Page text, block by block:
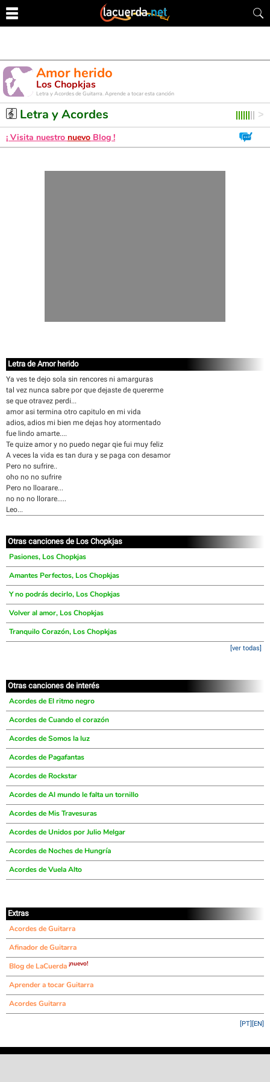
Amor herido
Los Chopkjas
Letra y Acordes de Guitarra. Aprende a tocar esta canción
Letra y Acordes
¡ Visita nuestro nuevo Blog !
Letra de Amor herido
Ya ves te dejo sola sin rencores ni amarguras
tal vez nunca sabre por que dejaste de quererme
se que otravez perdi...
amor asi termina otro capitulo en mi vida
adios, adios mi bien me dejas hoy atormentado
fue lindo amarte....
Te quize amor y no puedo negar qie fui muy feliz
A veces la vida es tan dura y se paga con desamor
Pero no sufrire..
oho no no sufrire
Pero no lloarare...
no no no llorare.....
Leo...
Otras canciones de Los Chopkjas
Pasiones, Los Chopkjas
Amantes Perfectos, Los Chopkjas
Y no podrás decirlo, Los Chopkjas
Volver al amor, Los Chopkjas
Tranquilo Corazón, Los Chopkjas
[ver todas]
Otras canciones de interés
Acordes de El ritmo negro
Acordes de Cuando el corazón
Acordes de Somos la luz
Acordes de Pagafantas
Acordes de Rockstar
Acordes de Al mundo le falta un tornillo
Acordes de Mis Travesuras
Acordes de Unidos por Julio Melgar
Acordes de Noches de Hungría
Acordes de Vuela Alto
Extras
Acordes de Guitarra
Afinador de Guitarra
Blog de LaCuerda ¡nuevo!
Aprender a tocar Guitarra
Acordes Guitarra
[EN]
[PT]